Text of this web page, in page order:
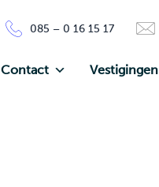
085 – 0 16 15 17
Contact Vestigingen